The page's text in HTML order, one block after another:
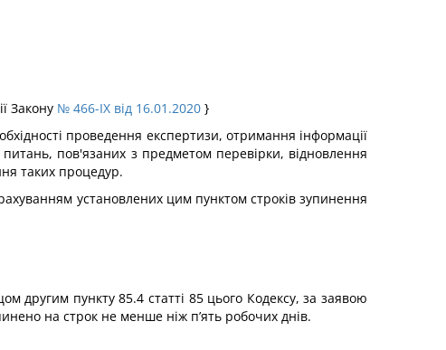
Закону № 466-IX від 16.01.2020 }
проведення експертизи, отримання інформації
пов'язаних з предметом перевірки, відновлення
таких процедур.
установлених цим пунктом строків зупинення
другим пункту 85.4 статті 85 цього Кодексу, за заявою
на строк не менше ніж п’ять робочих днів.